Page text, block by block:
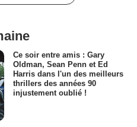
Ce soir entre amis : Gary
Oldman, Sean Penn et Ed
Harris dans l'un des meilleurs
thrillers des années 90
injustement oublié !